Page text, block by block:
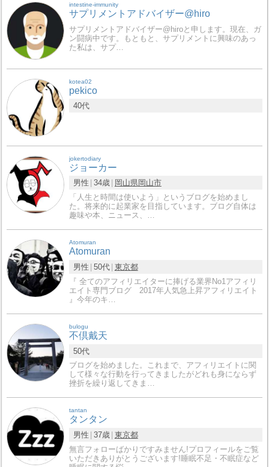
intestine-immunity
サプリメントアドバイザー@hiro
サプリメントアドバイザー@hiroと申します。現在、ガ
ン闘病中です。もともと、サプリメントに興味のあっ
た私は、サプ…
kotea02
pekico
40代
jokertodiary
ジョーカー
男性 34歳 岡山県岡山市
「人生と時間は使いよう」というブログを始めまし
た。将来的に起業家を目指しています。ブログ自体は
趣味や本、ニュース、…
Atomuran
Atomuran
男性 50代 東京都
『 全てのアフィリエイターに捧げる業界No1アフィリ
エイト専門ブログ 2017年人気急上昇アフィリエイト
』今年のキ…
bulogu
不倶戴天
50代
ブログを始めました。これまで、アフィリエイトに関
して様々な行動を行ってきましたがどれも身にならず
挫折を繰り返してきま…
tantan
タンタン
男性 37歳 東京都
無言フォローばかりですみません!プロフィールをご覧
いただきありがとうございます!睡眠不足・不眠症など